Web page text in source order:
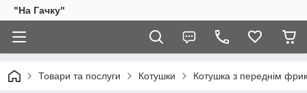
"На Гачку"
Товари та послуги Котушки Котушка з переднім